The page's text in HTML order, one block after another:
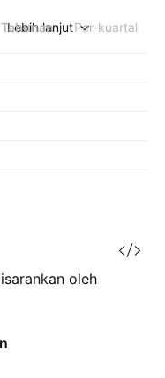
Tahunan Per-kuartal
Lebih lanjut
oleh